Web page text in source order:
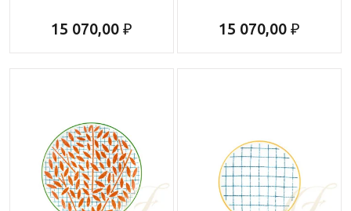
15 070,00 ₽ 15 070,00 ₽